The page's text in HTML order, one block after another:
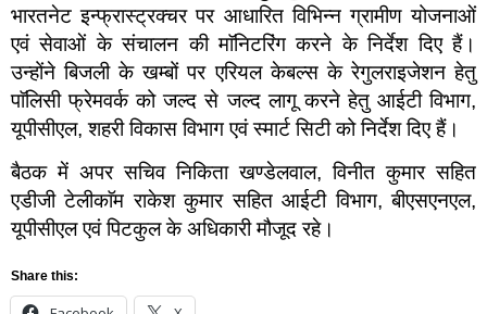
भारतनेट इन्फ्रास्ट्रक्चर पर आधारित विभिन्न ग्रामीण योजनाओं
एवं सेवाओं के संचालन की माॅनिटरिंग करने के निर्देश दिए हैं।
उन्होंने बिजली के खम्बों पर एरियल केबल्स के रेगुलराइजेशन हेतु
पाॅलिसी फ्रेमवर्क को जल्द से जल्द लागू करने हेतु आईटी विभाग,
यूपीसीएल, शहरी विकास विभाग एवं स्मार्ट सिटी को निर्देश दिए हैं।
बैठक में अपर सचिव निकिता खण्डेलवाल, विनीत कुमार सहित
एडीजी टेलीकाॅम राकेश कुमार सहित आईटी विभाग, बीएसएनएल,
यूपीसीएल एवं पिटकुल के अधिकारी मौजूद रहे।
Share this: